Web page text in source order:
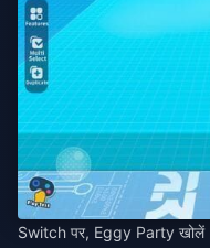
Switch पर, Eggy Party